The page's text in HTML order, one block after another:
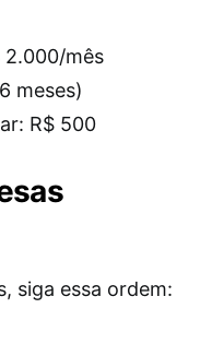
2.000/mês
meses)
R$ 500
siga essa ordem: